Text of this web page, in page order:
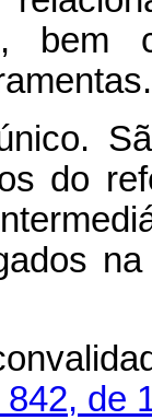
bem
São
do
de